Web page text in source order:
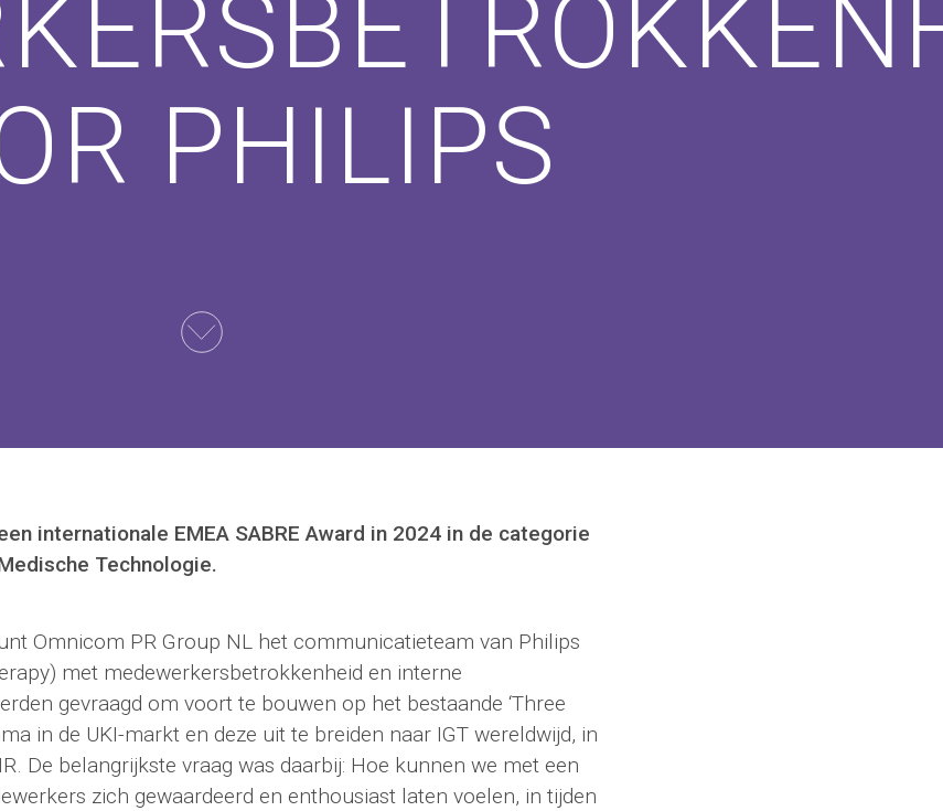
PHILIPS
internationale EMEA SABRE Award in 2024 in de categorie
Technologie.
Omnicom PR Group NL het communicatieteam van Philips
met medewerkersbetrokkenheid en interne
gevraagd om voort te bouwen op het bestaande ‘Three
in de UKI-markt en deze uit te breiden naar IGT wereldwijd, in
De belangrijkste vraag was daarbij: Hoe kunnen we met een
zich gewaardeerd en enthousiast laten voelen, in tijden